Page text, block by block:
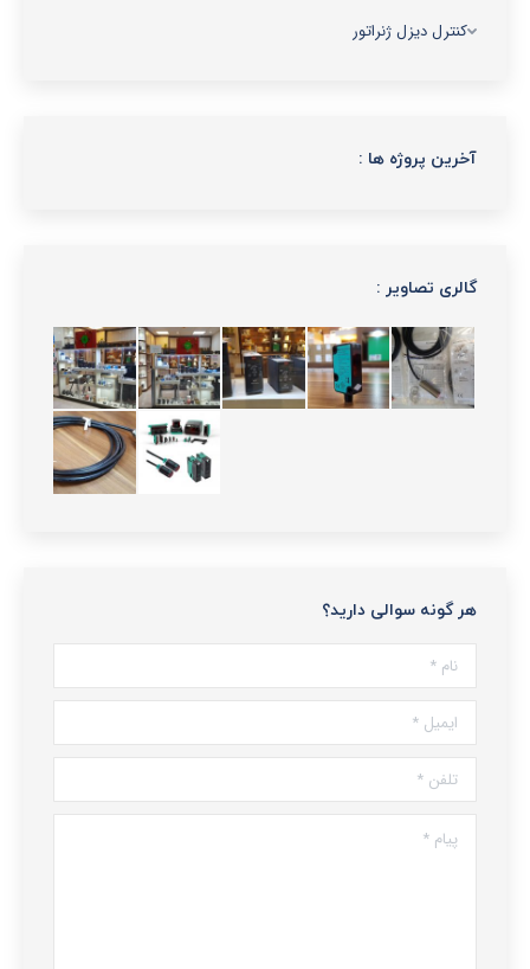
کنترل دیزل ژنراتور
آخرین پروژه ها :
گالری تصاویر :
هر گونه سوالی دارید؟
نام *
ایمیل *
تلفن *
پیام *